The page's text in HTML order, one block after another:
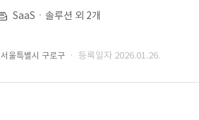
SaaSㆍ솔루션 외 2개
서울특별시 구로구 · 등록일자 2026.01.26.